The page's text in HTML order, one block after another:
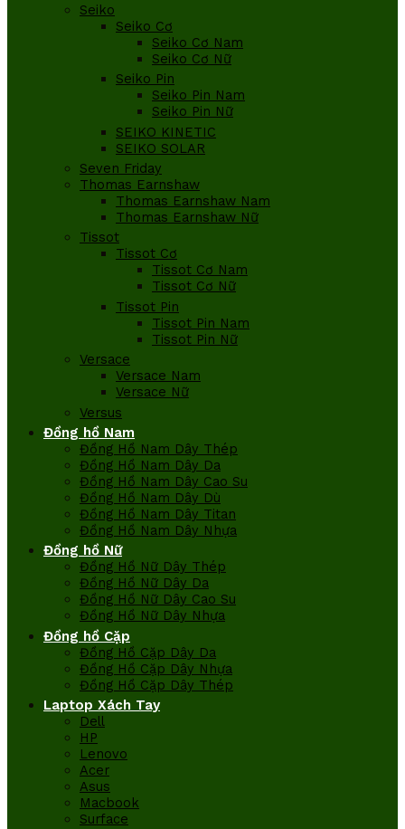
Seiko
Seiko Cơ
Seiko Cơ Nam
Seiko Cơ Nữ
Seiko Pin
Seiko Pin Nam
Seiko Pin Nữ
SEIKO KINETIC
SEIKO SOLAR
Seven Friday
Thomas Earnshaw
Thomas Earnshaw Nam
Thomas Earnshaw Nữ
Tissot
Tissot Cơ
Tissot Cơ Nam
Tissot Cơ Nữ
Tissot Pin
Tissot Pin Nam
Tissot Pin Nữ
Versace
Versace Nam
Versace Nữ
Versus
Đồng hồ Nam
Đồng Hồ Nam Dây Thép
Đồng Hồ Nam Dây Da
Đồng Hồ Nam Dây Cao Su
Đồng Hồ Nam Dây Dù
Đồng Hồ Nam Dây Titan
Đồng Hồ Nam Dây Nhựa
Đồng hồ Nữ
Đồng Hồ Nữ Dây Thép
Đồng Hồ Nữ Dây Da
Đồng Hồ Nữ Dây Cao Su
Đồng Hồ Nữ Dây Nhựa
Đồng hồ Cặp
Đồng Hồ Cặp Dây Da
Đồng Hồ Cặp Dây Nhựa
Đồng Hồ Cặp Dây Thép
Laptop Xách Tay
Dell
HP
Lenovo
Acer
Asus
Macbook
Surface